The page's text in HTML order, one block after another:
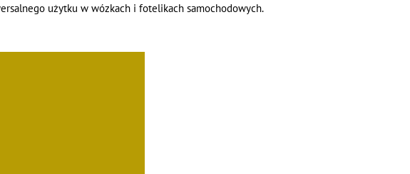
użytku w wózkach i fotelikach samochodowych.